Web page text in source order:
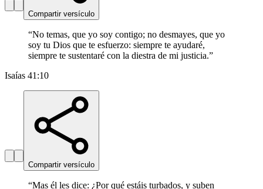
Compartir versículo
“No temas, que yo soy contigo; no desmayes, que yo
soy tu Dios que te esfuerzo: siempre te ayudaré,
siempre te sustentaré con la diestra de mi justicia.”
Isaías 41:10
Compartir versículo
“Mas él les dice: ¿Por qué estáis turbados, y suben